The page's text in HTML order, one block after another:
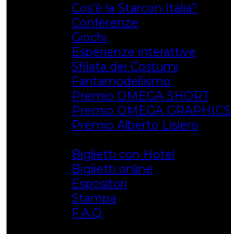
Cos’è la Starcon Italia?
Conferenze
Giochi
Esperienze interattive
Sfilata dei Costumi
Fantamodellismo
Premio OMEGA SHORT
Premio OMEGA GRAPHICS
Premio Alberto Lisiero
Biglietti con Hotel
Biglietti online
Espositori
Stampa
F.A.Q.